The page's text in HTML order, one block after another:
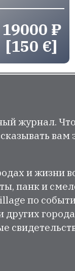
19000 ₽
[150 €]
журнал.
вам
и жизни
панк и
по
других